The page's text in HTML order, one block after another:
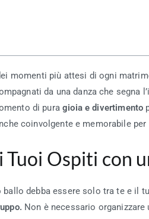
momenti più attesi di ogni
da una danza che segna
di puragioia e divertimento
coinvolgente e memorabile
Tuoi Ospiti con
ballo debba essere solo tra te e il
Non è necessario